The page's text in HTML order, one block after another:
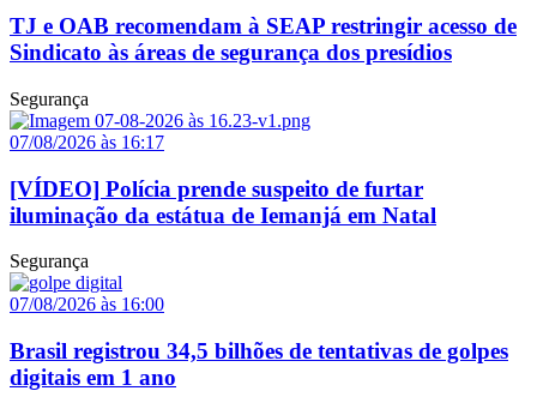
TJ e OAB recomendam à SEAP restringir acesso de
Sindicato às áreas de segurança dos presídios
Segurança
07/08/2026 às 16:17
[VÍDEO] Polícia prende suspeito de furtar
iluminação da estátua de Iemanjá em Natal
Segurança
07/08/2026 às 16:00
Brasil registrou 34,5 bilhões de tentativas de golpes
digitais em 1 ano